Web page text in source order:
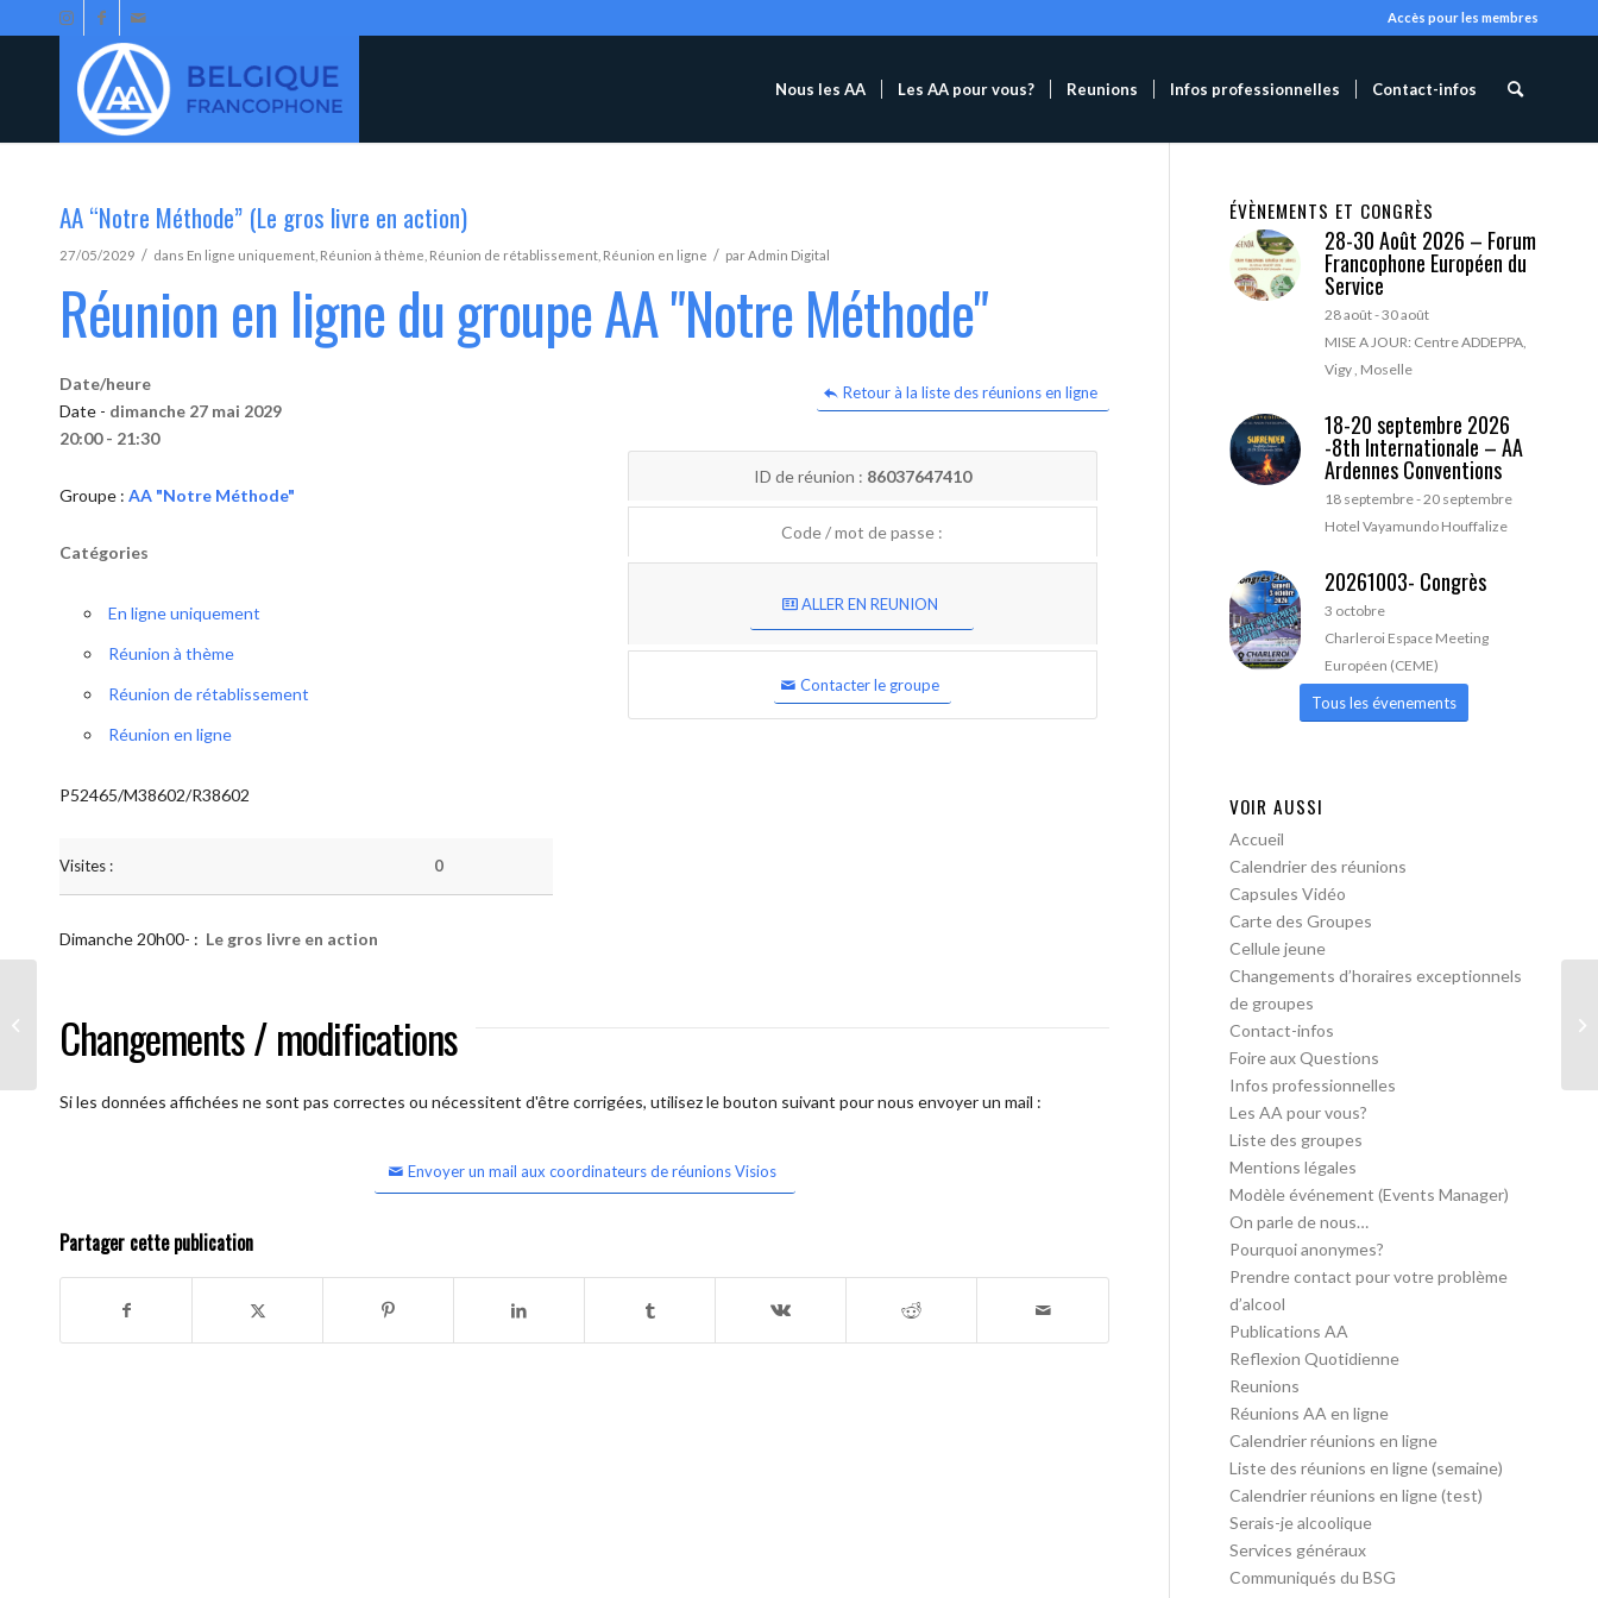
Accès pour les membres
Nous les AA Les AA pour vous? Reunions Infos professionnelles Contact-infos
AA “Notre Méthode” (Le gros livre en action)
27/05/2029 / dans En ligne uniquement Réunion à thème Réunion de rétablissement Réunion en ligne / parAdmin Digital
Réunion en ligne du groupe AA "Notre Méthode"
Retour à la liste des réunions en ligne
Date/heure
Date - dimanche 27 mai 2029
20:00 - 21:30
Groupe : AA "Notre Méthode"
Catégories
En ligne uniquement
Réunion à thème
Réunion de rétablissement
Réunion en ligne
P52465/M38602/R38602
Visites : 0
ID de réunion : 86037647410
Code / mot de passe :
ALLER EN REUNION
Contacter le groupe
Dimanche 20h00- : Le gros livre en action
Changements / modifications
Si les données affichées ne sont pas correctes ou nécessitent d'être corrigées, utilisez le bouton suivant pour nous envoyer un mail :
Envoyer un mail aux coordinateurs de réunions Visios
Partager cette publication
ÉVÈNEMENTS ET CONGRÈS
28-30 Août 2026 – Forum
Francophone Européen du
Service
28 août-30 août
MISE A JOUR: Centre ADDEPPA,
Vigy , Moselle
18-20 septembre 2026
-8th Internationale – AA
Ardennes Conventions
18 septembre-20 septembre
Hotel Vayamundo Houffalize
20261003- Congrès
3 octobre
Charleroi Espace Meeting
Européen (CEME)
Tous les évenements
VOIR AUSSI
Accueil
Calendrier des réunions
Capsules Vidéo
Carte des Groupes
Cellule jeune
Changements d’horaires exceptionnels
de groupes
Contact-infos
Foire aux Questions
Infos professionnelles
Les AA pour vous?
Liste des groupes
Mentions légales
Modèle événement (Events Manager)
On parle de nous…
Pourquoi anonymes?
Prendre contact pour votre problème
d’alcool
Publications AA
Reflexion Quotidienne
Reunions
Réunions AA en ligne
Calendrier réunions en ligne
Liste des réunions en ligne (semaine)
Calendrier réunions en ligne (test)
Serais-je alcoolique
Services généraux
Communiqués du BSG
action)